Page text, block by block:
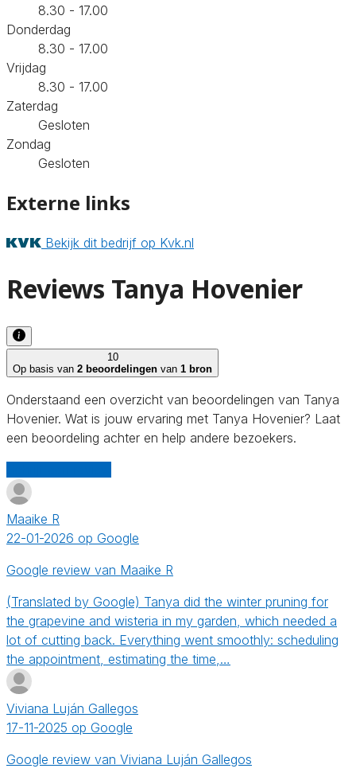
8.30 - 17.00
Donderdag
8.30 - 17.00
Vrijdag
8.30 - 17.00
Zaterdag
Gesloten
Zondag
Gesloten
Externe links
Bekijk dit bedrijf op Kvk.nl
Reviews Tanya Hovenier
10
Op basis van 2 beoordelingen van 1 bron
Onderstaand een overzicht van beoordelingen van Tanya
Hovenier. Wat is jouw ervaring met Tanya Hovenier? Laat
een beoordeling achter en help andere bezoekers.
Maaike R
22-01-2026 op Google
Google review van Maaike R
(Translated by Google) Tanya did the winter pruning for
the grapevine and wisteria in my garden, which needed a
lot of cutting back. Everything went smoothly: scheduling
the appointment, estimating the time,…
Viviana Luján Gallegos
17-11-2025 op Google
Google review van Viviana Luján Gallegos